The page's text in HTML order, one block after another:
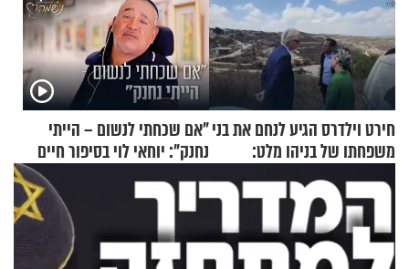
חירט וילדרס הגיע לנחם את בני
משפחתו של בניהו מלט:
"מיליונים באירופה תומכים
בכם"
"אם שכחתי לנשום – הייתי
נחנק": יוחאי לוי בסיפור חיים
מעורר השראה